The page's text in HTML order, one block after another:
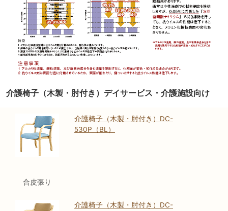
介護椅子（木製・肘付き）デイサービス・介護施設向け
合皮張り
介護椅子（木製・肘付き）DC-
530P（BL）
介護椅子（木製・肘付き）DC-